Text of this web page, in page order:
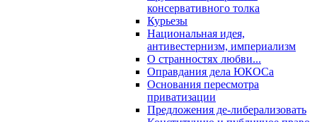
консервативного толка
Курьезы
Национальная идея,
антивестернизм, империализм
О странностях любви...
Оправдания дела ЮКОСа
Основания пересмотра
приватизации
Предложения де-либерализовать